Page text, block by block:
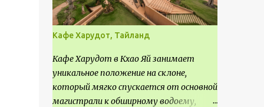
Кафе Харудот, Тайланд
Кафе Харудот в Кхао Яй занимает
уникальное положение на склоне,
который мягко спускается от основной
магистрали к обширному водоему,